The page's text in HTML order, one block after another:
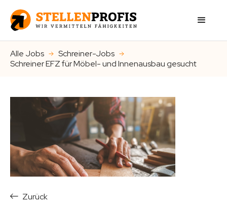
Alle Jobs
Schreiner-Jobs
Schreiner EFZ für Möbel- und Innenausbau gesucht
Zurück